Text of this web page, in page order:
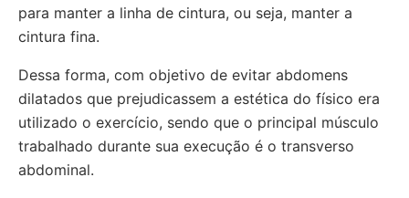
para manter a linha de cintura, ou seja, manter a
cintura fina.
Dessa forma, com objetivo de evitar abdomens
dilatados que prejudicassem a estética do físico era
utilizado o exercício, sendo que o principal músculo
trabalhado durante sua execução é o transverso
abdominal.